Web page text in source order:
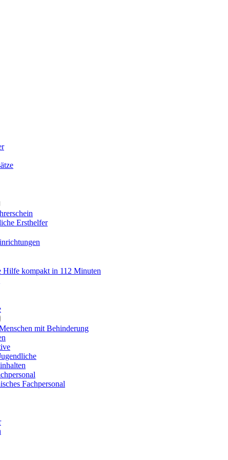
Ersthelfer
Hilfe kompakt in 112 Minuten
mit Behinderung
Fachpersonal